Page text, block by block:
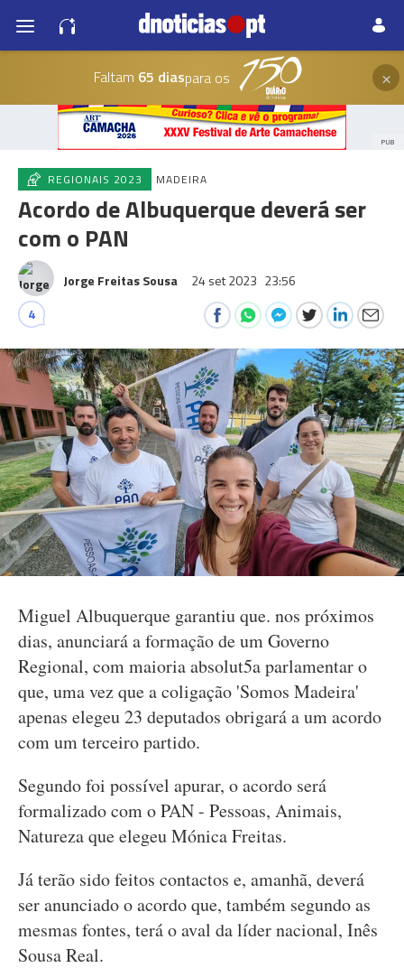
Faltam 65 diaspara os ×
PUB
REGIONAIS 2023 MADEIRA
Acordo de Albuquerque deverá ser
com o PAN
Jorge Freitas Sousa 24 set 2023 23:56
4
Miguel Albuquerque garantiu que. nos próximos
dias, anunciará a formação de um Governo
Regional, com maioria absolut5a parlamentar o
que, uma vez que a coligação 'Somos Madeira'
apenas elegeu 23 deputados obrigará a um acordo
com um terceiro partido.
Segundo foi possível apurar, o acordo será
formalizado com o PAN - Pessoas, Animais,
Natureza que elegeu Mónica Freitas.
Já terão sido feitos contactos e, amanhã, deverá
ser anunciado o acordo que, também segundo as
mesmas fontes, terá o aval da líder nacional, Inês
Sousa Real.